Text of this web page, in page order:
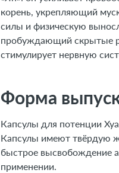
корень, укрепляющий
силы и физическую
пробуждающий скрытые
стимулирует нервную
Форма
Капсулы для потенции
Капсулы имеют твёрдую
быстрое высвобождение
применении.